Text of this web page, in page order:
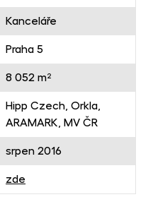
Kanceláře
Praha 5
8 052 m²
Hipp Czech, Orkla,
ARAMARK, MV ČR
srpen 2016
zde